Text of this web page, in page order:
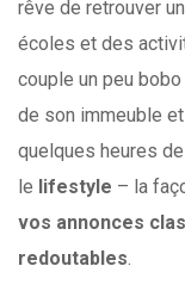
rêve de retrouver
écoles et des
couple un peu
de son immeuble
quelques heures
le lifestyle – la
vos annonces
redoutables.